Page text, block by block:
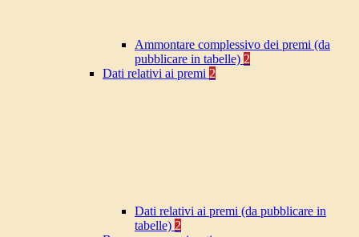
Ammontare complessivo dei premi (da
pubblicare in tabelle) 2
Dati relativi ai premi 2
Dati relativi ai premi (da pubblicare in
tabelle) 2